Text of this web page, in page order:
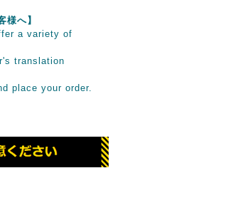
へ】
a variety of
translation
place your order.